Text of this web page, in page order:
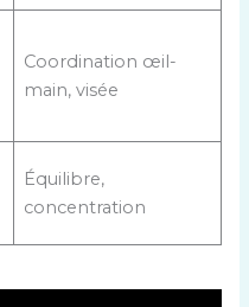
Coordination œil-
main, visée
Équilibre,
concentration